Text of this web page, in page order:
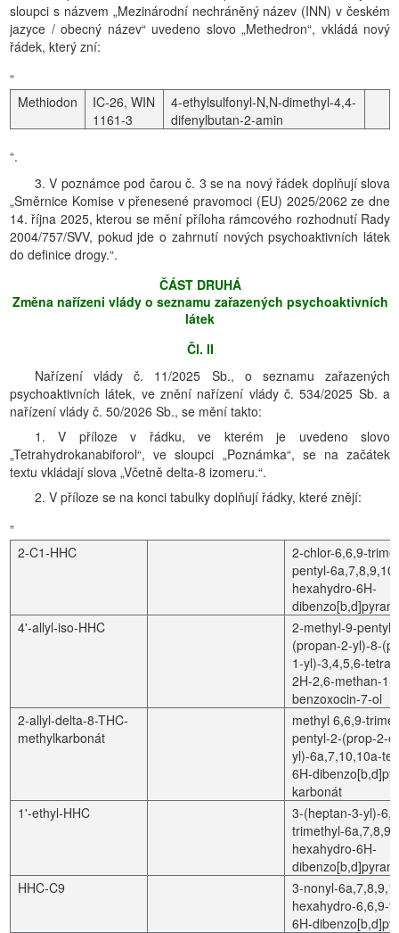
sloupci s názvem „Mezinárodní nechráněný název (INN) v českém
jazyce / obecný název“ uvedeno slovo „Methedron“, vkládá nový
řádek, který zní:
„
Methiodon
IC-26, WIN
1161-3
4-ethylsulfonyl-N,N-dimethyl-4,4-
difenylbutan-2-amin
“.
3. V poznámce pod čarou č. 3 se na nový řádek doplňují slova
„Směrnice Komise v přenesené pravomoci (EU) 2025/2062 ze dne
14. října 2025, kterou se mění příloha rámcového rozhodnutí Rady
2004/757/SVV, pokud jde o zahrnutí nových psychoaktivních látek
do definice drogy.“.
ČÁST DRUHÁ
Změna nařízeni vlády o seznamu zařazených psychoaktivních
látek
Čl. II
Nařízení vlády č. 11/2025 Sb., o seznamu zařazených
psychoaktivních látek, ve znění nařízení vlády č. 534/2025 Sb. a
nařízení vlády č. 50/2026 Sb., se mění takto:
1. V příloze v řádku, ve kterém je uvedeno slovo
„Tetrahydrokanabiforol“, ve sloupci „Poznámka“, se na začátek
textu vkládají slova „Včetně delta-8 izomeru.“.
2. V příloze se na konci tabulky doplňují řádky, které znějí:
„
2-C1-HHC
2-chlor-6,6,9-
pentyl-
hexahydro-6H-
4'-allyl-iso-HHC
2-methyl-9-pentyl-
(propan-2-yl)-8-
1-yl)-3,4,5,6-
2H-2,6-methan-1-
benzoxocin-7-ol
2-allyl-delta-8-THC-
methylkarbonát
methyl 6,6,9-
pentyl-2-(prop-2-
yl)-6a,7,10,10a-
6H-
karbonát
1'-ethyl-HHC
3-(heptan-3-yl)-
trimethyl-
hexahydro-6H-
HHC-C9
3-nonyl-
hexahydro-6,6,9-
6H-